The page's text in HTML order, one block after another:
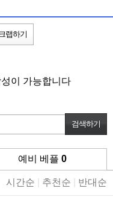
랩하기
이 가능합니다
예비 베플 0
시간순 추천순 반대순